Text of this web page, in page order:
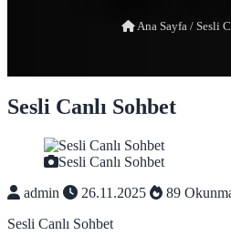
Ana Sayfa / Sesli
Sesli Canlı Sohbet
Sesli Canlı Sohbet
admin
26.11.2025 89
Sesli Canlı Sohbet